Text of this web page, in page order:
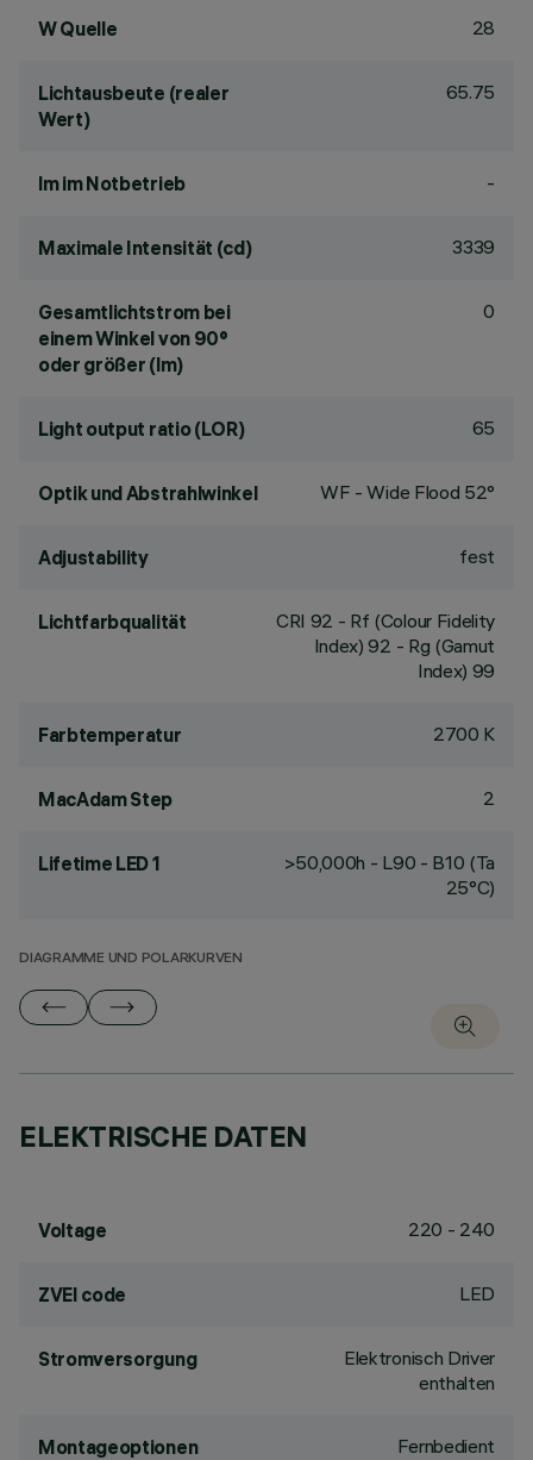
W Quelle 28
Lichtausbeute (realer
Wert)
65.75
lm im Notbetrieb -
Maximale Intensität (cd) 3339
Gesamtlichtstrom bei
einem Winkel von 90°
oder größer (lm)
0
Light output ratio (LOR) 65
Optik und Abstrahlwinkel WF - Wide Flood 52°
Adjustability fest
Lichtfarbqualität CRI 92 - Rf (Colour Fidelity
Index) 92 - Rg (Gamut
Index) 99
Farbtemperatur 2700 K
MacAdam Step 2
Lifetime LED 1
>50,000h - L90 - B10 (Ta
25°C)
DIAGRAMME UND POLARKURVEN
ELEKTRISCHE DATEN
Voltage 220 - 240
ZVEI code LED
Stromversorgung
Elektronisch Driver
enthalten
Montageoptionen Fernbedient